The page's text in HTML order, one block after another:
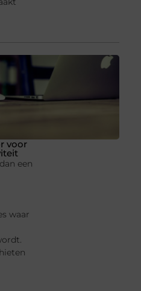
voor
een
waar